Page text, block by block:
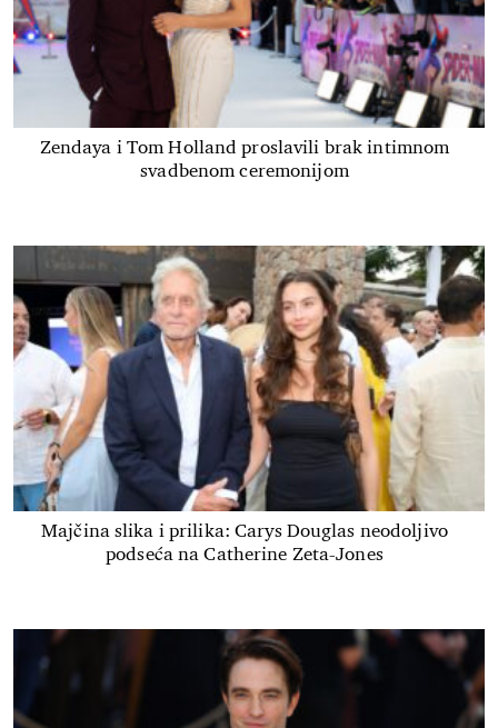
Zendaya i Tom Holland proslavili brak intimnom
svadbenom ceremonijom
Majčina slika i prilika: Carys Douglas neodoljivo
podseća na Catherine Zeta-Jones